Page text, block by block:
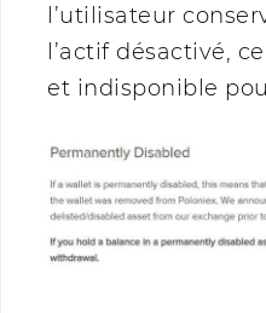
l’utilisateur
l’actif désactivé,
et indisponible